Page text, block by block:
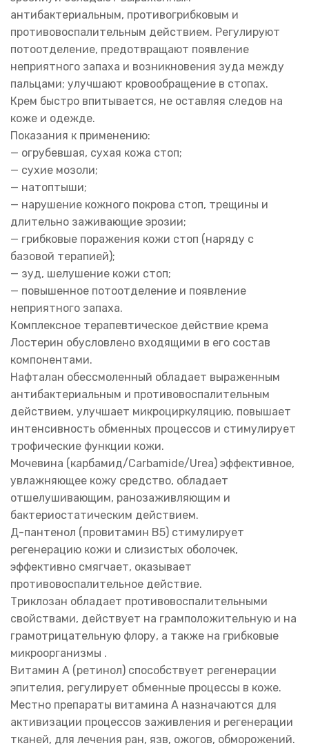
антибактериальным, противогрибковым и
противовоспалительным действием. Регулируют
потоотделение, предотвращают появление
неприятного запаха и возникновения зуда между
пальцами; улучшают кровообращение в стопах.
Крем быстро впитывается, не оставляя следов на
коже и одежде.
Показания к применению:
— огрубевшая, сухая кожа стоп;
— сухие мозоли;
— натоптыши;
— нарушение кожного покрова стоп, трещины и
длительно заживающие эрозии;
— грибковые поражения кожи стоп (наряду с
базовой терапией);
— зуд, шелушение кожи стоп;
— повышенное потоотделение и появление
неприятного запаха.
Комплексное терапевтическое действие крема
Лостерин обусловлено входящими в его состав
компонентами.
Нафталан обессмоленный обладает выраженным
антибактериальным и противовоспалительным
действием, улучшает микроциркуляцию, повышает
интенсивность обменных процессов и стимулирует
трофические функции кожи.
Мочевина (карбамид/Carbamide/Urea) эффективное,
увлажняющее кожу средство, обладает
отшелушивающим, ранозаживляющим и
бактериостатическим действием.
Д-пантенол (провитамин В5) стимулирует
регенерацию кожи и слизистых оболочек,
эффективно смягчает, оказывает
противовоспалительное действие.
Триклозан обладает противовоспалительными
свойствами, действует на грамположительную и на
грамотрицательную флору, а также на грибковые
микроорганизмы .
Витамин А (ретинол) способствует регенерации
эпителия, регулирует обменные процессы в коже.
Местно препараты витамина А назначаются для
активизации процессов заживления и регенерации
тканей, для лечения ран, язв, ожогов, обморожений.